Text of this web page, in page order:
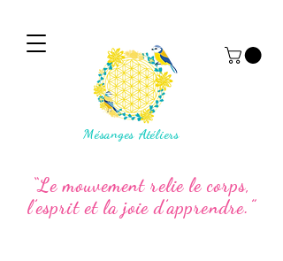
Mésanges Atéliers
“Le mouvement relie le corps,
l’esprit et la joie d’apprendre.”